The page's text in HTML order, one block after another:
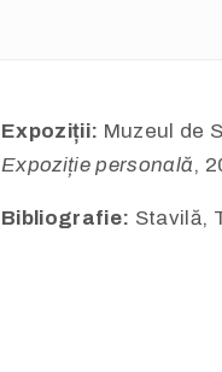
Expoziții: Muzeul de
Expoziție personală,
Bibliografie: Stavilă,